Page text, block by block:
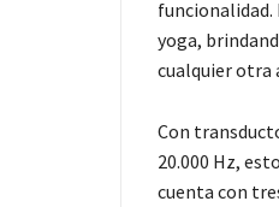
funcionalidad.
yoga,
cualquier otra
Con
20.000 Hz,
cuenta con